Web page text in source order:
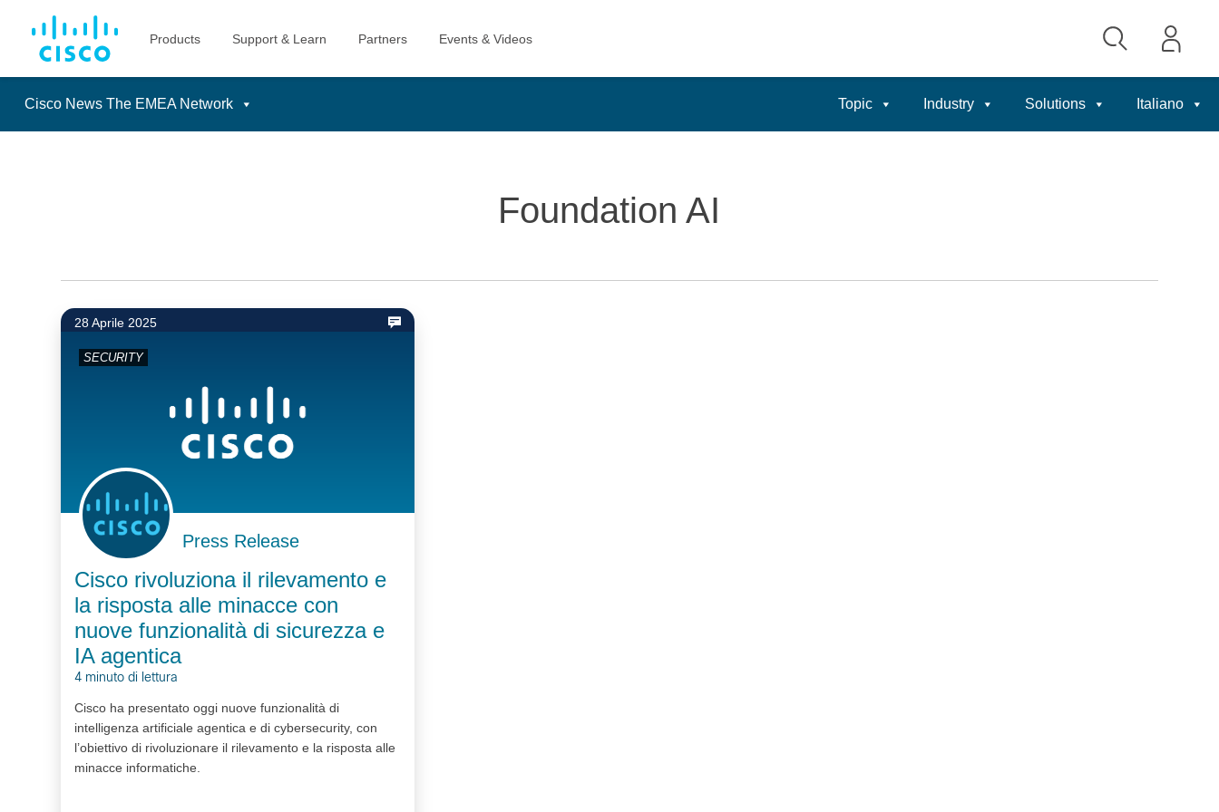
Cisco News The EMEA Network Topic Industry Solutions Italiano
Foundation AI
28 Aprile 2025
SECURITY
Press Release
Cisco rivoluziona il rilevamento e
la risposta alle minacce con
nuove funzionalità di sicurezza e
IA agentica
4 minuto di lettura
Cisco ha presentato oggi nuove funzionalità di
intelligenza artificiale agentica e di cybersecurity, con
l’obiettivo di rivoluzionare il rilevamento e la risposta alle
minacce informatiche.